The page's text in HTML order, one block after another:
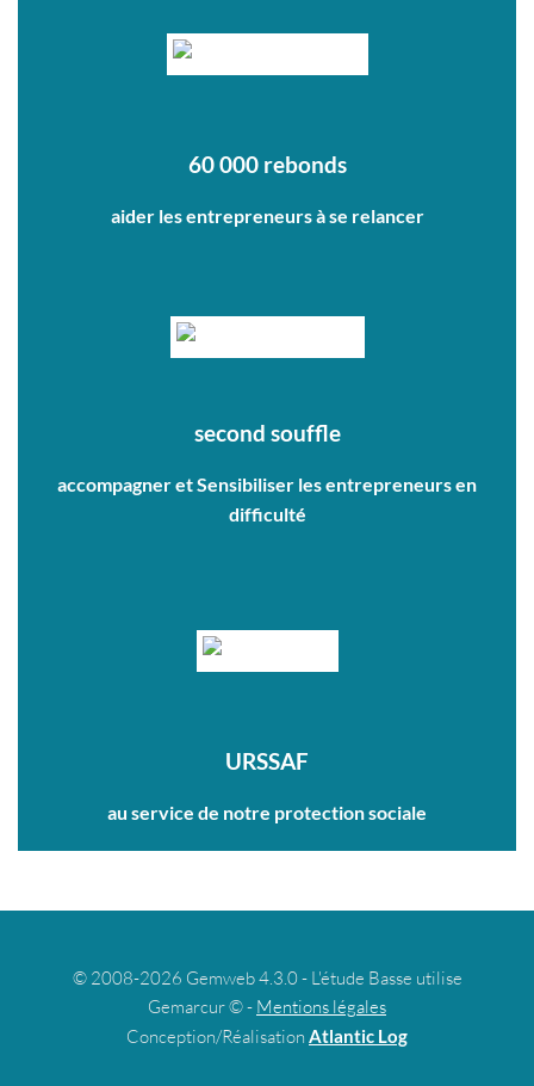
60 000 rebonds
aider les entrepreneurs à se relancer
second souffle
accompagner et Sensibiliser les entrepreneurs en
difficulté
URSSAF
au service de notre protection sociale
© 2008-2026 Gemweb 4.3.0 - L'étude Basse utilise
Gemarcur © - Mentions légales
Conception/Réalisation Atlantic Log